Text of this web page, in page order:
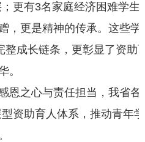
更有3名家庭经济困难学生
，更是精神的传承。这些
成长链条，更彰显了资助
。
恩之心与责任担当，我省
资助育人体系，推动青年